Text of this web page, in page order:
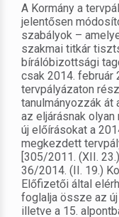
A Kormány a
jelentősen
szabályok –
szakmai titkár
bírálóbizottsági
csak 2014. február
tervpályázaton
tanulmányozzák át
az eljárásnak
új előírásokat a
megkezdett
[305/2011. (XII.
36/2014. (II. 19.)
Előfizetői által
foglalja össze az
illetve a 15.